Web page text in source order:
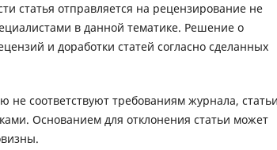
статья отправляется на рецензирование не
в данной тематике. Решение о
и доработки статей согласно сделанных
не соответствуют требованиям журнала,
Основанием для отклонения статьи может